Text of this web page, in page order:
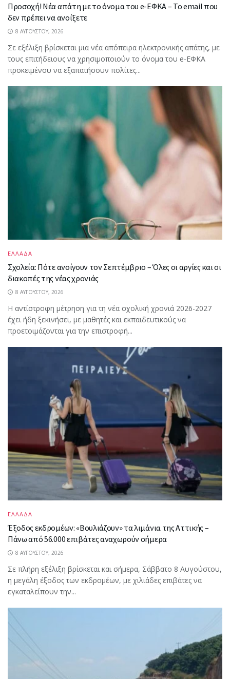
Προσοχή! Νέα απάτη με το όνομα του e-ΕΦΚΑ – Το email που
δεν πρέπει να ανοίξετε
8 ΑΥΓΟΎΣΤΟΥ, 2026
Σε εξέλιξη βρίσκεται μια νέα απόπειρα ηλεκτρονικής απάτης, με
τους επιτήδειους να χρησιμοποιούν το όνομα του e-ΕΦΚΑ
προκειμένου να εξαπατήσουν πολίτες...
ΕΛΛΑΔΑ
Σχολεία: Πότε ανοίγουν τον Σεπτέμβριο – Όλες οι αργίες και οι
διακοπές της νέας χρονιάς
8 ΑΥΓΟΎΣΤΟΥ, 2026
Η αντίστροφη μέτρηση για τη νέα σχολική χρονιά 2026-2027
έχει ήδη ξεκινήσει, με μαθητές και εκπαιδευτικούς να
προετοιμάζονται για την επιστροφή...
ΕΛΛΑΔΑ
Έξοδος εκδρομέων: «Βουλιάζουν» τα λιμάνια της Αττικής –
Πάνω από 56.000 επιβάτες αναχωρούν σήμερα
8 ΑΥΓΟΎΣΤΟΥ, 2026
Σε πλήρη εξέλιξη βρίσκεται και σήμερα, Σάββατο 8 Αυγούστου,
η μεγάλη έξοδος των εκδρομέων, με χιλιάδες επιβάτες να
εγκαταλείπουν την...